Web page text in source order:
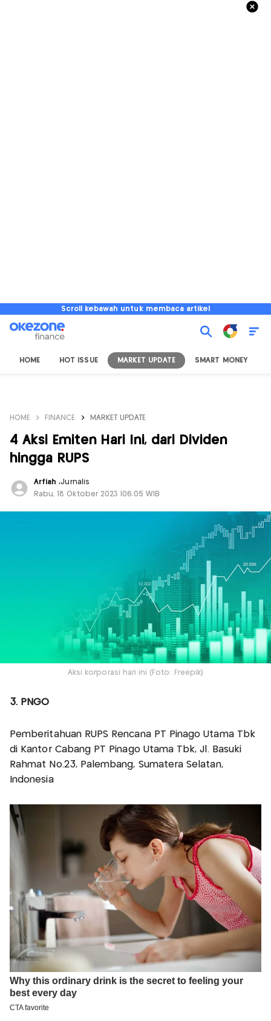
Scroll kebawah untuk membaca artikel
HOME HOT ISSUE MARKET UPDATE SMART MONEY
HOME FINANCE MARKET UPDATE
4 Aksi Emiten Hari Ini, dari Dividen
hingga RUPS
Arfiah,Jurnalis
Rabu, 18 Oktober 2023 |06:05 WIB
Aksi korporasi hari ini (Foto: Freepik)
3. PNGO
Pemberitahuan RUPS Rencana PT Pinago Utama Tbk
di Kantor Cabang PT Pinago Utama Tbk, Jl. Basuki
Rahmat No.23, Palembang, Sumatera Selatan,
Indonesia